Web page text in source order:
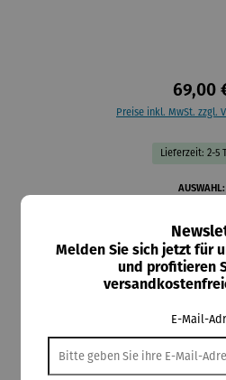
69,00
Preise inkl. MwSt. zzgl.
Lieferzeit: 2-5
AUSWAHL:
Material-
Silber
In den
Melden Sie sich jetzt für
und profitieren
E-Mail-